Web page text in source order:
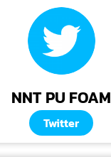
NNT PU FOAM
Twitter